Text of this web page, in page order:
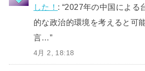
した！ : “2027年の中国による
的な政治的環境を考えると可
言…”
4月 2, 18:18